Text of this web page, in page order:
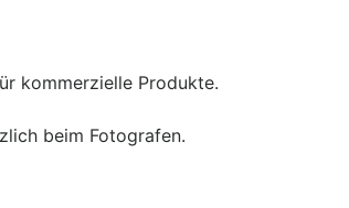
kommerzielle Produkte.
beim Fotografen.